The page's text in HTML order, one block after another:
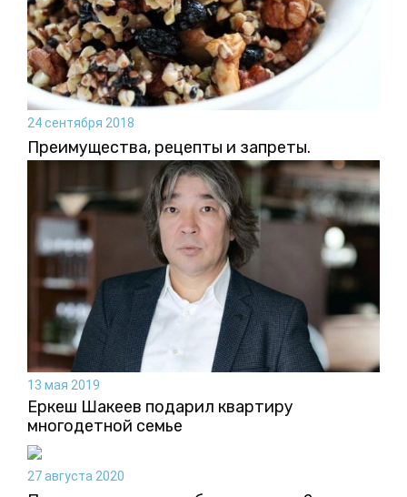
24 сентября 2018
Преимущества, рецепты и запреты.
13 мая 2019
Еркеш Шакеев подарил квартиру
многодетной семье
27 августа 2020